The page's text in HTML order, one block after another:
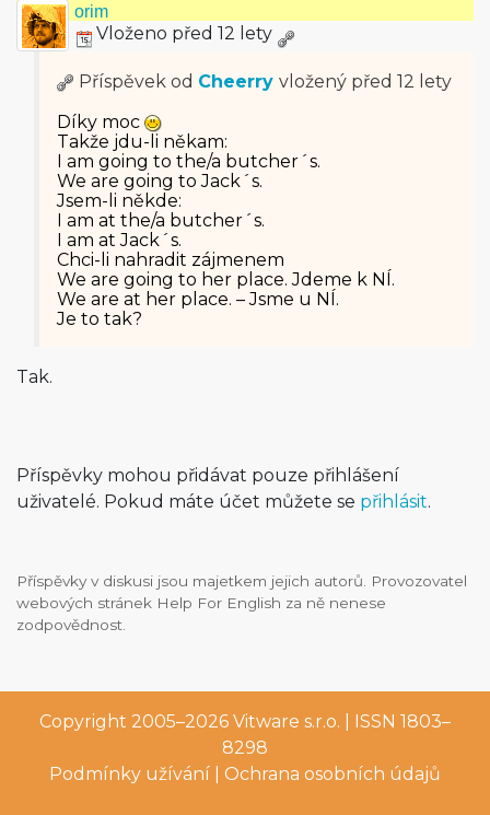
orim
Vloženo před 12 lety
Příspěvek od Cheerry vložený před 12 lety
Díky moc
Takže jdu-li někam:
I am going to the/a butcher´s.
We are going to Jack´s.
Jsem-li někde:
I am at the/a butcher´s.
I am at Jack´s.
Chci-li nahradit zájmenem
We are going to her place. Jdeme k NÍ.
We are at her place. – Jsme u NÍ.
Je to tak?
Tak.
Příspěvky mohou přidávat pouze přihlášení
uživatelé. Pokud máte účet můžete se přihlásit.
Příspěvky v diskusi jsou majetkem jejich autorů. Provozovatel
webových stránek Help For English za ně nenese
zodpovědnost.
Copyright 2005–2026 Vitware s.r.o. | ISSN 1803–
8298
Podmínky užívání
Ochrana osobních údajů